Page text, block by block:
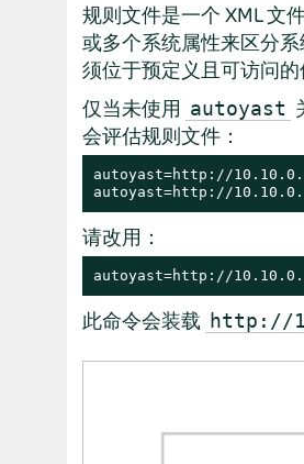
规则文件是一个 XML 文
或多个系统属性来区分
须位于预定义且可访问的
仅当未使用 autoyast
会评估规则文件：
autoyast=http://
autoyast=http://
请改用：
autoyast=http://
此命令会装载 http://